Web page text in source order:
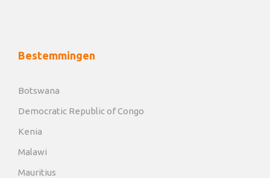
Bestemmingen
Botswana
Democratic Republic of Congo
Kenia
Malawi
Mauritius